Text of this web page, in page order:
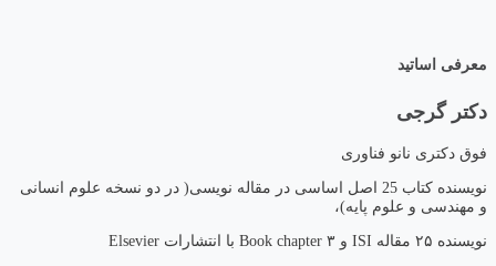
معرفی اساتید
دکتر گرجی
فوق دکتری نانو فناوری
نویسنده کتاب 25 اصل اساسی در مقاله نویسی( در دو نسخه علوم انسانی
و مهندسی و علوم پایه)،
نویسنده ۲۵ مقاله ISI و ۳ Book chapter با انتشارات Elsevier